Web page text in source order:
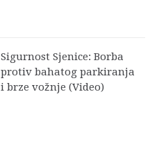
Sigurnost Sjenice: Borba
protiv bahatog parkiranja
i brze vožnje (Video)